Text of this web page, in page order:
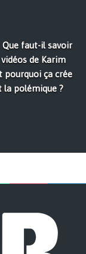
Que faut-il savoir
de Karim
pourquoi ça crée
la polémique ?